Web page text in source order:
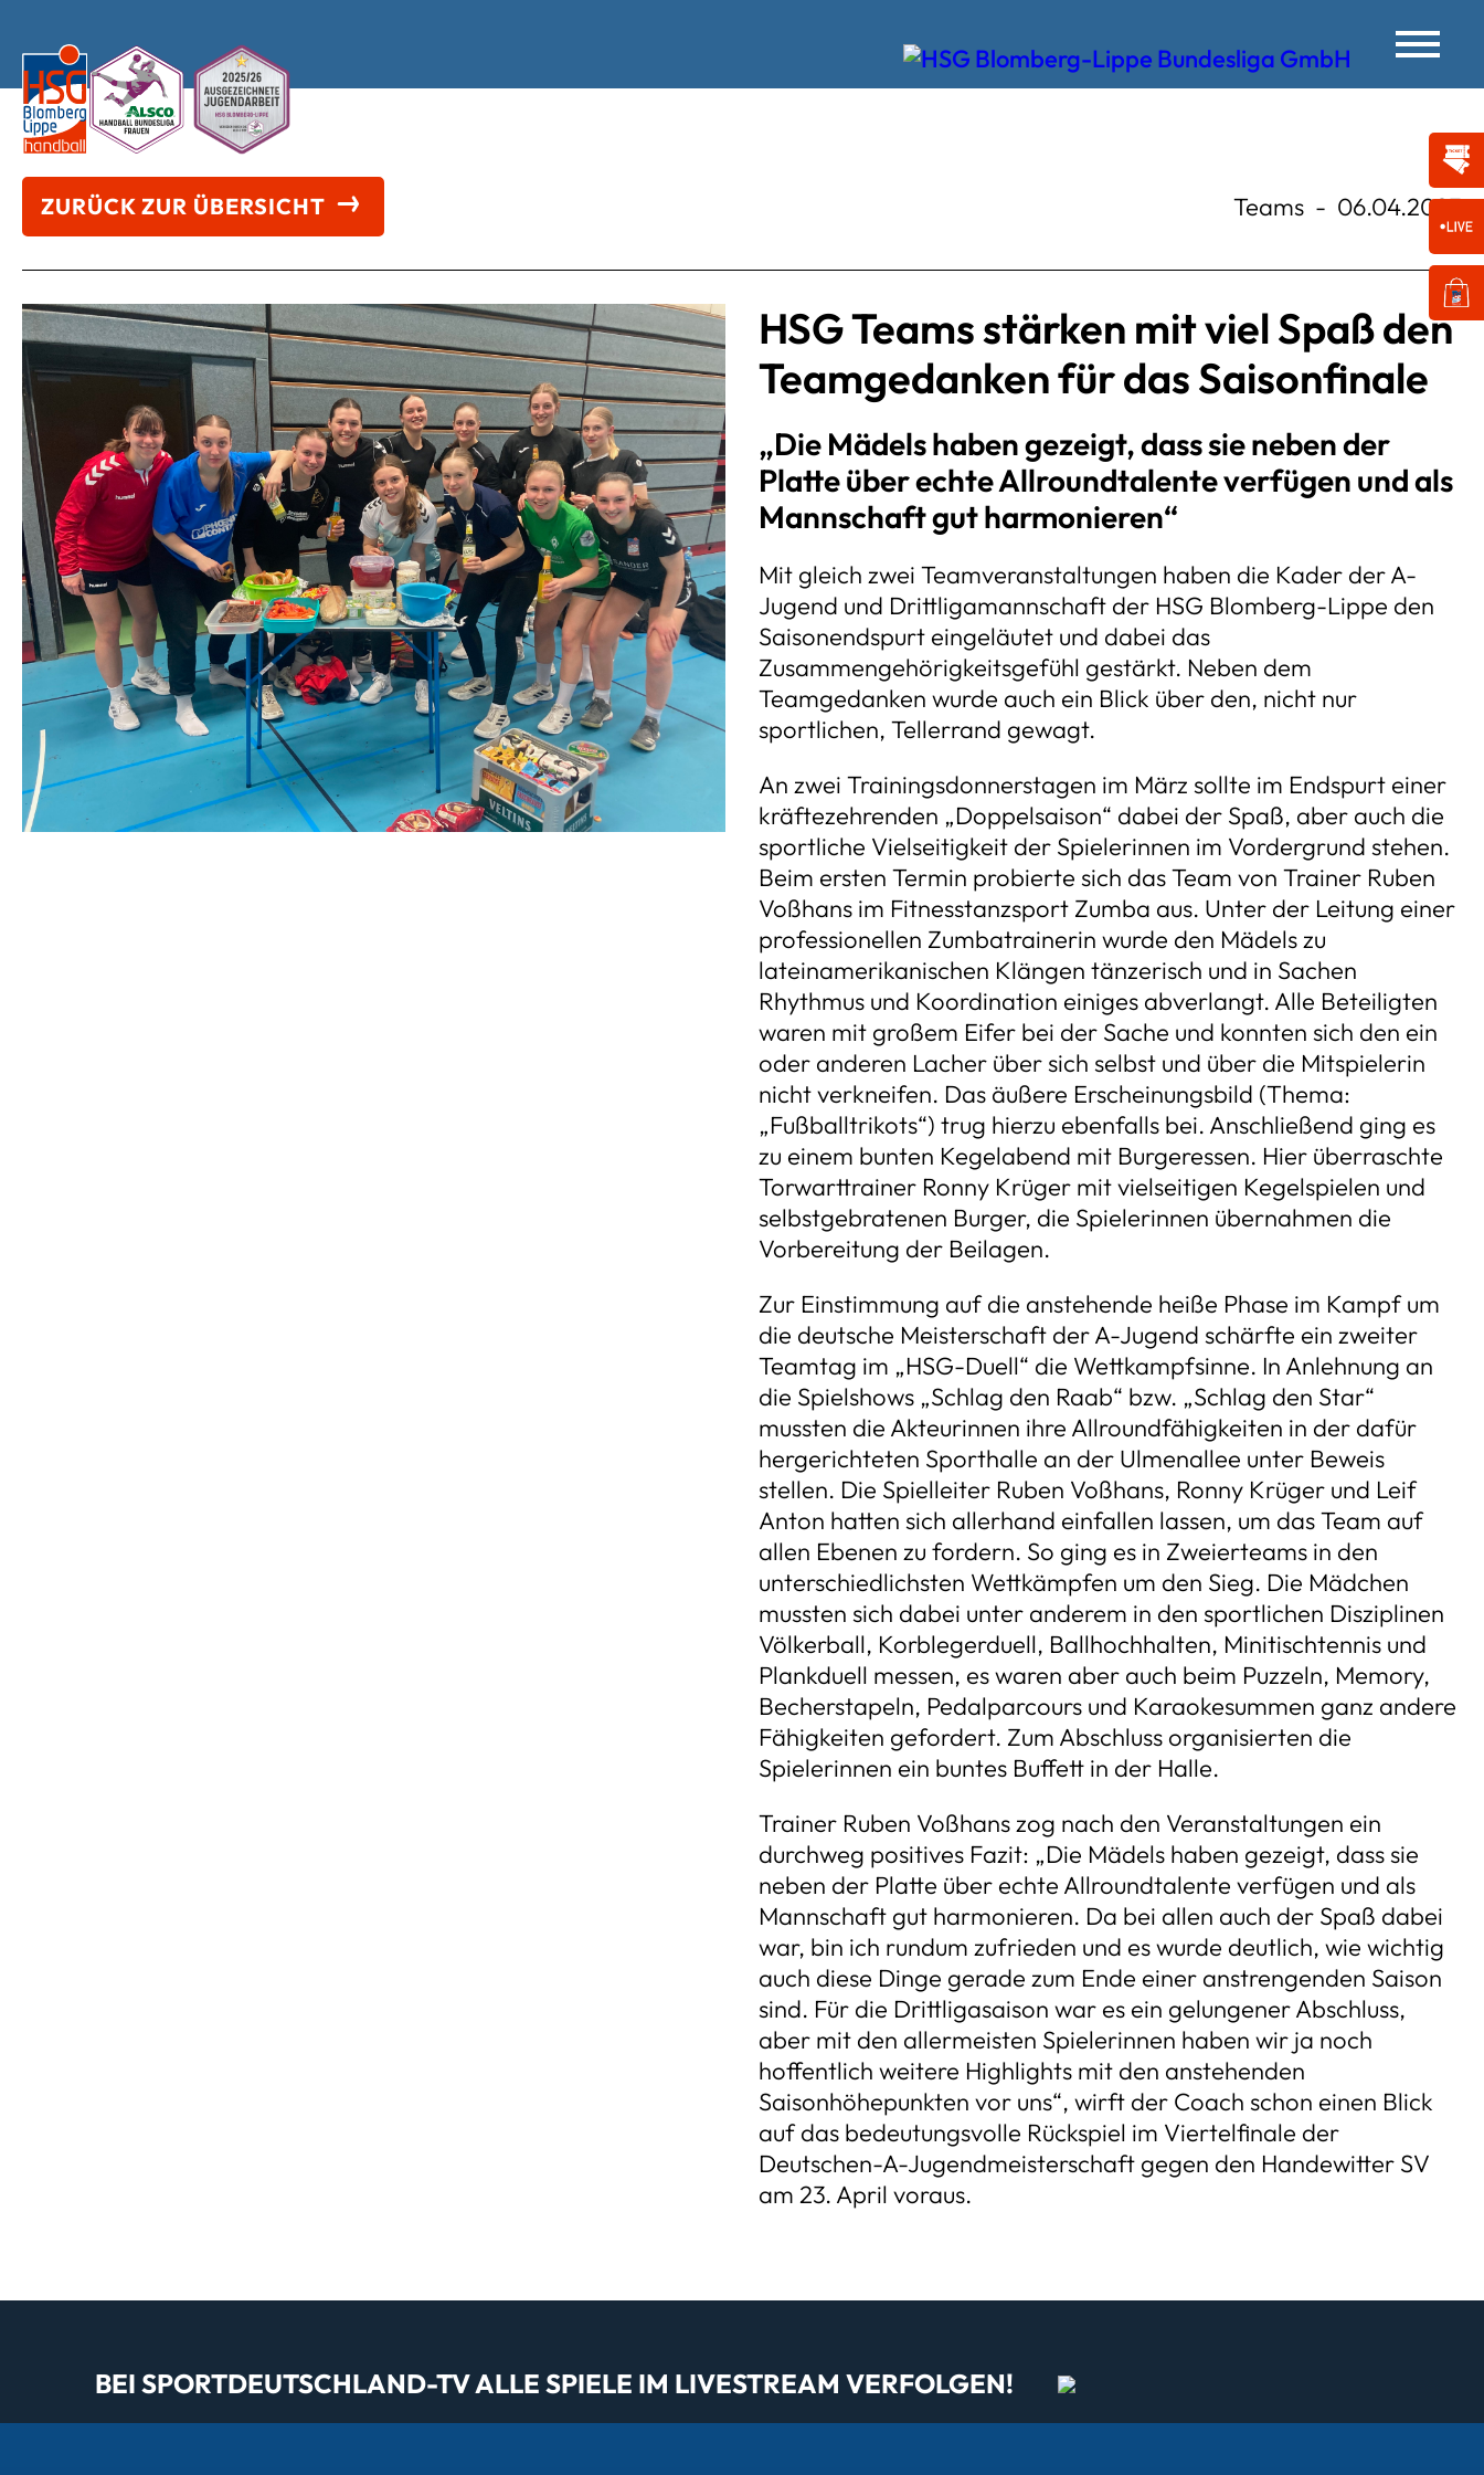
ZURÜCK ZUR ÜBERSICHT Teams - 06.04.2023
HSG Teams stärken mit viel Spaß den
Teamgedanken für das Saisonfinale
„Die Mädels haben gezeigt, dass sie neben der
Platte über echte Allroundtalente verfügen und als
Mannschaft gut harmonieren“
Mit gleich zwei Teamveranstaltungen haben die Kader der A-
Jugend und Drittligamannschaft der HSG Blomberg-Lippe den
Saisonendspurt eingeläutet und dabei das
Zusammengehörigkeitsgefühl gestärkt. Neben dem
Teamgedanken wurde auch ein Blick über den, nicht nur
sportlichen, Tellerrand gewagt.
An zwei Trainingsdonnerstagen im März sollte im Endspurt einer
kräftezehrenden „Doppelsaison“ dabei der Spaß, aber auch die
sportliche Vielseitigkeit der Spielerinnen im Vordergrund stehen.
Beim ersten Termin probierte sich das Team von Trainer Ruben
Voßhans im Fitnesstanzsport Zumba aus. Unter der Leitung einer
professionellen Zumbatrainerin wurde den Mädels zu
lateinamerikanischen Klängen tänzerisch und in Sachen
Rhythmus und Koordination einiges abverlangt. Alle Beteiligten
waren mit großem Eifer bei der Sache und konnten sich den ein
oder anderen Lacher über sich selbst und über die Mitspielerin
nicht verkneifen. Das äußere Erscheinungsbild (Thema:
„Fußballtrikots“) trug hierzu ebenfalls bei. Anschließend ging es
zu einem bunten Kegelabend mit Burgeressen. Hier überraschte
Torwarttrainer Ronny Krüger mit vielseitigen Kegelspielen und
selbstgebratenen Burger, die Spielerinnen übernahmen die
Vorbereitung der Beilagen.
Zur Einstimmung auf die anstehende heiße Phase im Kampf um
die deutsche Meisterschaft der A-Jugend schärfte ein zweiter
Teamtag im „HSG-Duell“ die Wettkampfsinne. In Anlehnung an
die Spielshows „Schlag den Raab“ bzw. „Schlag den Star“
mussten die Akteurinnen ihre Allroundfähigkeiten in der dafür
hergerichteten Sporthalle an der Ulmenallee unter Beweis
stellen. Die Spielleiter Ruben Voßhans, Ronny Krüger und Leif
Anton hatten sich allerhand einfallen lassen, um das Team auf
allen Ebenen zu fordern. So ging es in Zweierteams in den
unterschiedlichsten Wettkämpfen um den Sieg. Die Mädchen
mussten sich dabei unter anderem in den sportlichen Disziplinen
Völkerball, Korblegerduell, Ballhochhalten, Minitischtennis und
Plankduell messen, es waren aber auch beim Puzzeln, Memory,
Becherstapeln, Pedalparcours und Karaokesummen ganz andere
Fähigkeiten gefordert. Zum Abschluss organisierten die
Spielerinnen ein buntes Buffett in der Halle.
Trainer Ruben Voßhans zog nach den Veranstaltungen ein
durchweg positives Fazit: „Die Mädels haben gezeigt, dass sie
neben der Platte über echte Allroundtalente verfügen und als
Mannschaft gut harmonieren. Da bei allen auch der Spaß dabei
war, bin ich rundum zufrieden und es wurde deutlich, wie wichtig
auch diese Dinge gerade zum Ende einer anstrengenden Saison
sind. Für die Drittligasaison war es ein gelungener Abschluss,
aber mit den allermeisten Spielerinnen haben wir ja noch
hoffentlich weitere Highlights mit den anstehenden
Saisonhöhepunkten vor uns“, wirft der Coach schon einen Blick
auf das bedeutungsvolle Rückspiel im Viertelfinale der
Deutschen-A-Jugendmeisterschaft gegen den Handewitter SV
am 23. April voraus.
BEI SPORTDEUTSCHLAND-TV ALLE SPIELE IM LIVESTREAM VERFOLGEN!